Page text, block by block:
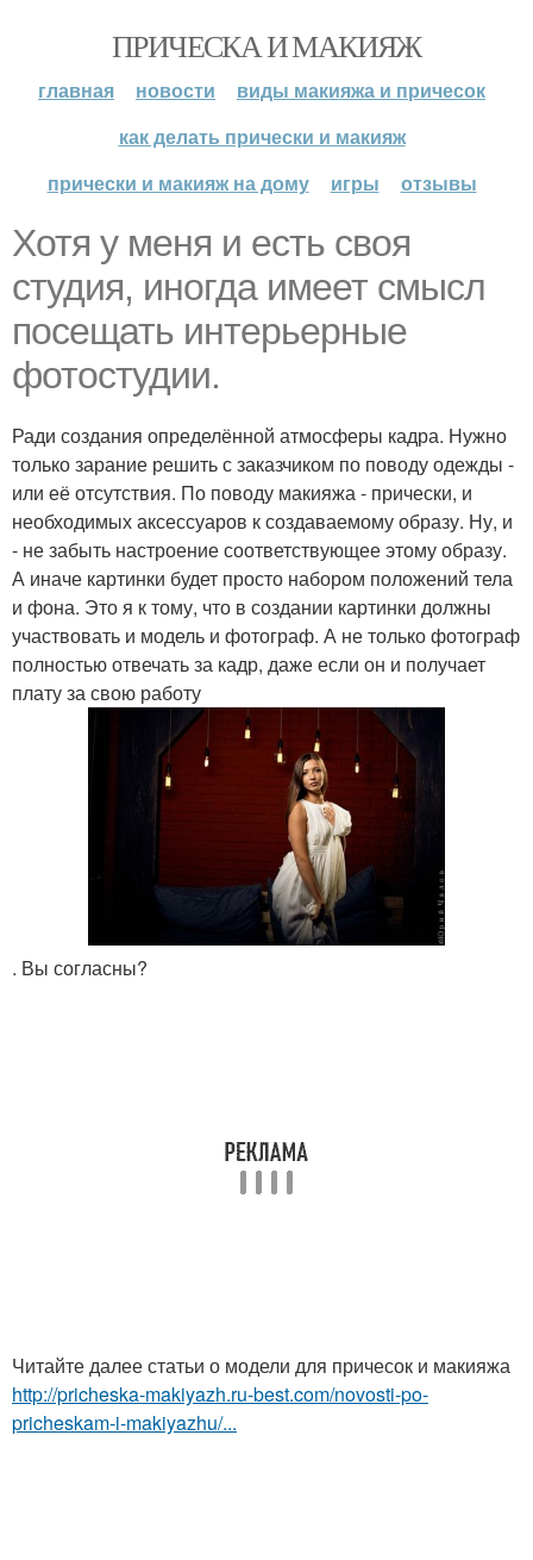
ПРИЧЕСКА И МАКИЯЖ
главная новости
виды макияжа и причесок
как делать прически и макияж
прически и макияж на дому
игры отзывы
Хотя у меня и есть своя
студия, иногда имеет смысл
посещать интерьерные
фотостудии.
Ради создания определённой атмосферы кадра. Нужно
только зарание решить с заказчиком по поводу одежды -
или её отсутствия. По поводу макияжа - прически, и
необходимых аксессуаров к создаваемому образу. Ну, и
- не забыть настроение соответствующее этому образу.
А иначе картинки будет просто набором положений тела
и фона. Это я к тому, что в создании картинки должны
участвовать и модель и фотограф. А не только фотограф
полностью отвечать за кадр, даже если он и получает
плату за свою работу
. Вы согласны?
Читайте далее статьи о модели для причесок и макияжа
http://pricheska-makiyazh.ru-best.com/novosti-po-
pricheskam-i-makiyazhu/...